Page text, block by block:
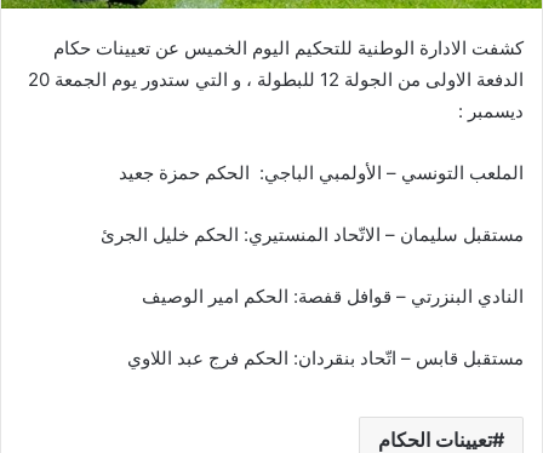
كشفت الادارة الوطنية للتحكيم اليوم الخميس عن تعيينات حكام
الدفعة الاولى من الجولة 12 للبطولة ، و التي ستدور يوم الجمعة 20
ديسمبر :
الملعب التونسي – الأولمبي الباجي: الحكم حمزة جعيد
مستقبل سليمان – الاتّحاد المنستيري: الحكم خليل الجرئ
النادي البنزرتي – قوافل قفصة: الحكم امير الوصيف
مستقبل قابس – اتّحاد بنقردان: الحكم فرج عبد اللاوي
تعيينات الحكام